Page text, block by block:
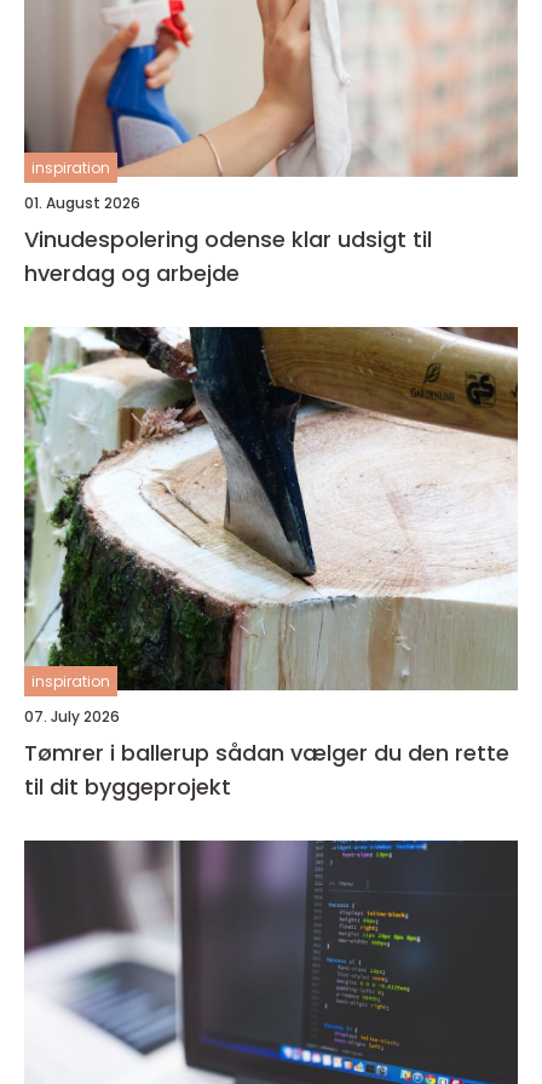
inspiration
01. August 2026
Vinudespolering odense klar udsigt til
hverdag og arbejde
inspiration
07. July 2026
Tømrer i ballerup sådan vælger du den rette
til dit byggeprojekt